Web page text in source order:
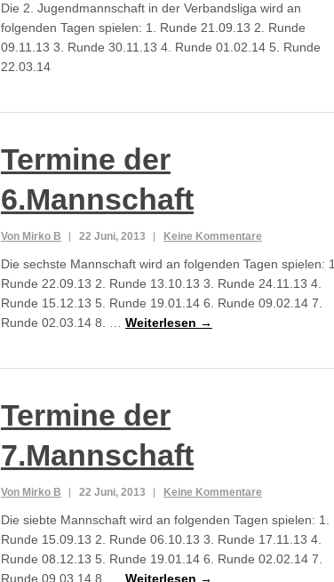
Die 2. Jugendmannschaft in der Verbandsliga wird an
folgenden Tagen spielen: 1. Runde 21.09.13 2. Runde
09.11.13 3. Runde 30.11.13 4. Runde 01.02.14 5. Runde
22.03.14
Termine der
6.Mannschaft
Von Mirko B 22 Juni, 2013 Keine Kommentare
Die sechste Mannschaft wird an folgenden Tagen spielen: 1.
Runde 22.09.13 2. Runde 13.10.13 3. Runde 24.11.13 4.
Runde 15.12.13 5. Runde 19.01.14 6. Runde 09.02.14 7.
Runde 02.03.14 8. … Weiterlesen →
Termine der
7.Mannschaft
Von Mirko B 22 Juni, 2013 Keine Kommentare
Die siebte Mannschaft wird an folgenden Tagen spielen: 1.
Runde 15.09.13 2. Runde 06.10.13 3. Runde 17.11.13 4.
Runde 08.12.13 5. Runde 19.01.14 6. Runde 02.02.14 7.
Runde 09.03.14 8. … Weiterlesen →